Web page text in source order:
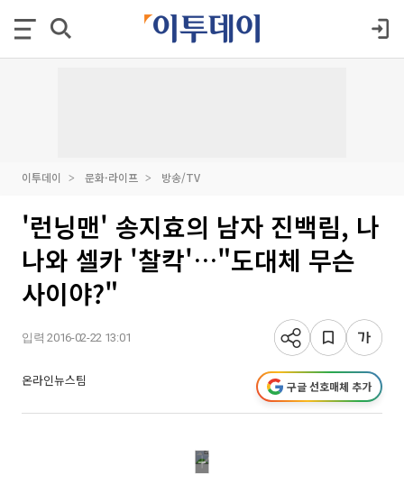
이투데이 문화·라이프 방송/TV
'런닝맨' 송지효의 남자 진백림, 나
나와 셀카 '찰칵'…"도대체 무슨
사이야?"
입력 2016-02-22 13:01
온라인뉴스팀 구글 선호매체 추가